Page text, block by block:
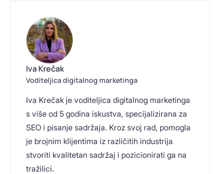
Iva Krečak
Voditeljica digitalnog marketinga
Iva Krečak je voditeljica digitalnog marketinga
s više od 5 godina iskustva, specijalizirana za
SEO i pisanje sadržaja. Kroz svoj rad, pomogla
je brojnim klijentima iz različitih industrija
stvoriti kvalitetan sadržaj i pozicionirati ga na
tražilici.